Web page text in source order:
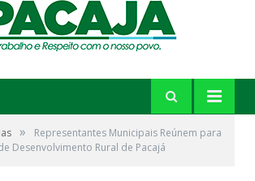
»
Representantes Municipais Reúnem para
Desenvolvimento Rural de Pacajá